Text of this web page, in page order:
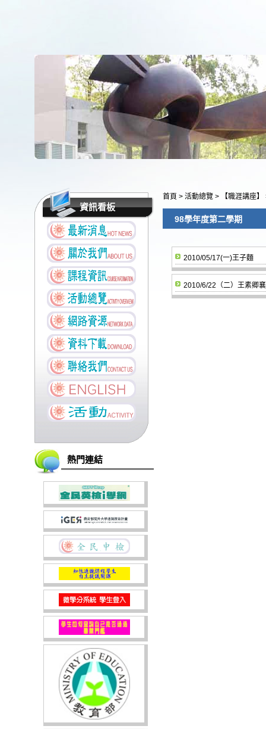
資訊看板
熱門連結
首頁 > 活動總覽 > 【職涯講座】
98學年度第二學期
2010/05/17(一)王子麵
2010/6/22（二）王素卿